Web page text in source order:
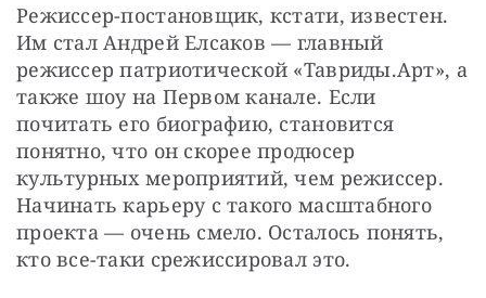
Режиссер-постановщик, кстати, известен.
Им стал Андрей Елсаков — главный
режиссер патриотической «Тавриды.Арт», а
также шоу на Первом канале. Если
почитать его биографию, становится
понятно, что он скорее продюсер
культурных мероприятий, чем режиссер.
Начинать карьеру с такого масштабного
проекта — очень смело. Осталось понять,
кто все-таки срежиссировал это.